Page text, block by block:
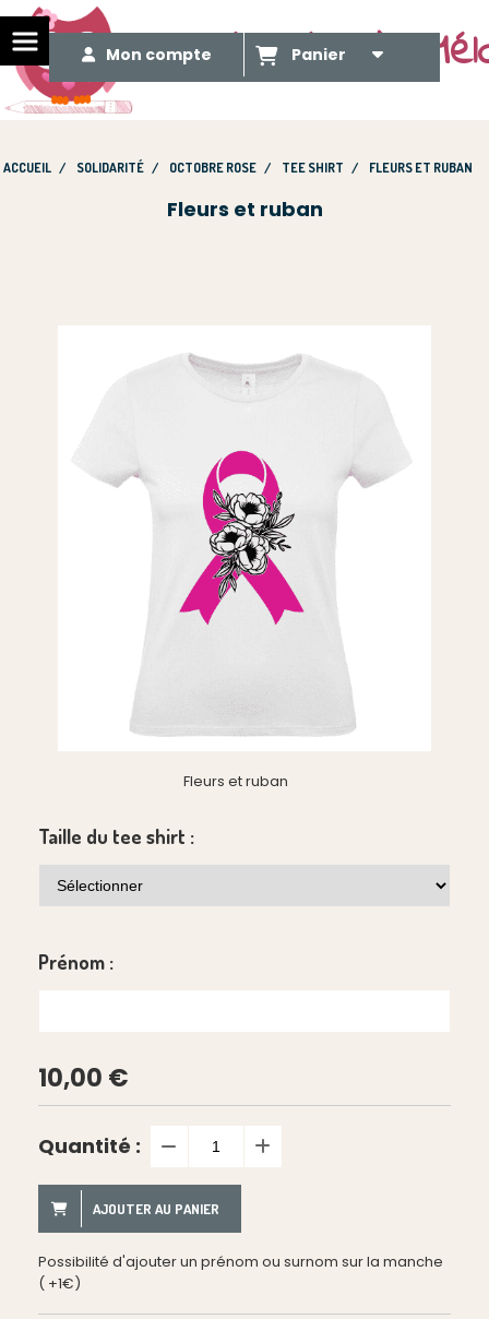
Le Méli Mélo de
Mon compte Panier
ACCUEIL SOLIDARITÉ OCTOBRE ROSE TEE SHIRT FLEURS ET RUBAN
Fleurs et ruban
Fleurs et ruban
Taille du tee shirt :
Prénom :
10,00 €
Quantité :
AJOUTER AU PANIER
Possibilité d'ajouter un prénom ou surnom sur la manche
( +1€)